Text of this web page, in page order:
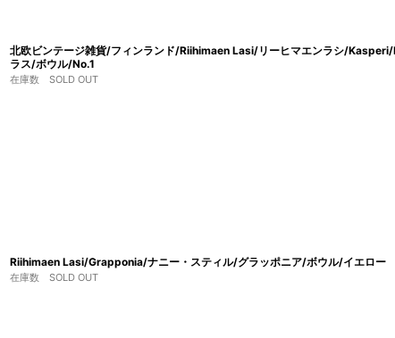
北欧ビンテージ雑貨/フィンランド/Riihimaen Lasi/リーヒマエンラシ/
ラス/ボウル/No.1
在庫数 SOLD OUT
Riihimaen Lasi/Grapponia/ナニー・スティル/グラッポニア/ボウル/イエロー
在庫数 SOLD OUT